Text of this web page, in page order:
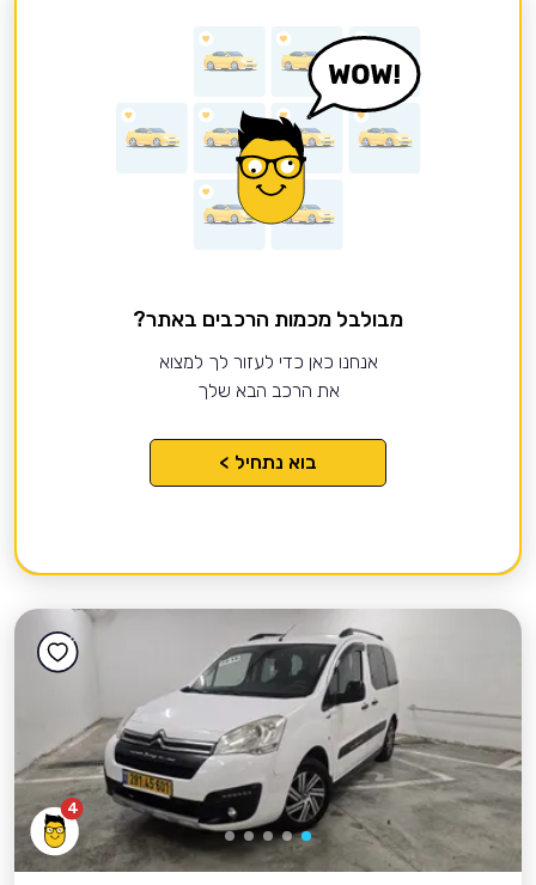
מבולבל מכמות הרכבים באתר?
אנחנו כאן כדי לעזור לך למצוא
את הרכב הבא שלך
בוא נתחיל >
4